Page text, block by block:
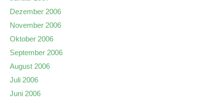
Dezember 2006
November 2006
Oktober 2006
September 2006
August 2006
Juli 2006
Juni 2006